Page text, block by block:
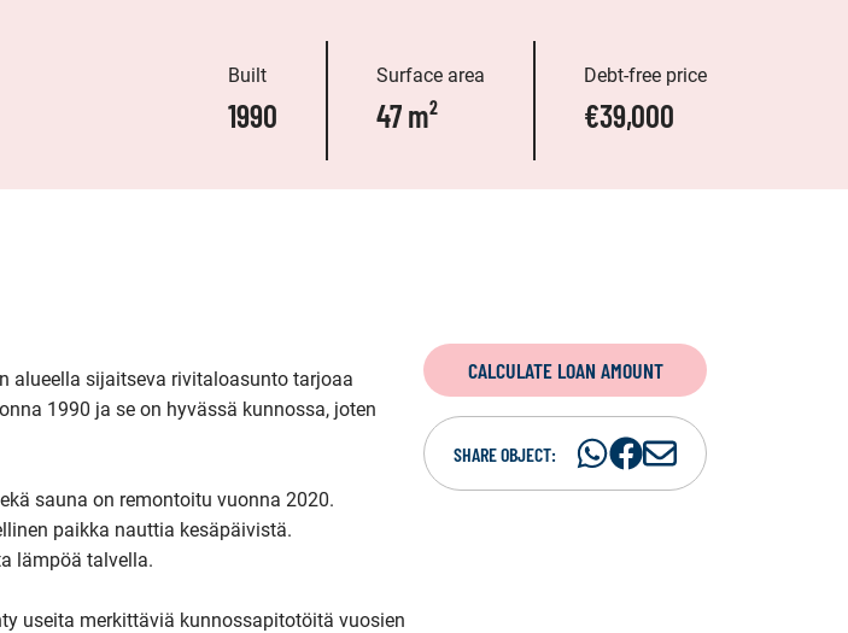
Built
1990
Surface area
47 m²
Debt-free price
€39,000
alueella sijaitseva rivitaloasunto tarjoaa
1990 ja se on hyvässä kunnossa, joten
sauna on remontoitu vuonna 2020.
paikka nauttia kesäpäivistä.
lämpöä talvella.
useita merkittäviä kunnossapitotöitä vuosien
CALCULATE LOAN AMOUNT
SHARE OBJECT:
ShareShare
S